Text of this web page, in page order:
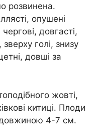
розвинена.
опушені
довгасті,
зверху голі, знизу
довші за
жовті,
китиці. Плоди
довжиною 4-7 см.